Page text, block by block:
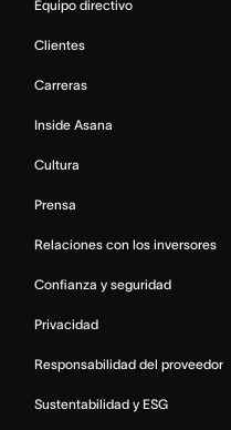
Equipo directivo
Clientes
Carreras
Inside Asana
Cultura
Prensa
Relaciones con los inversores
Confianza y seguridad
Privacidad
Responsabilidad del proveedor
Sustentabilidad y ESG